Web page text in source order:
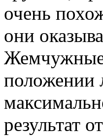
очень
они
Жемчужные
положении
результат